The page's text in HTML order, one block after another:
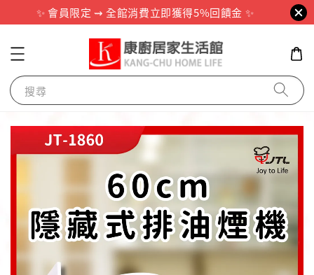
✨ 會員限定 ⇝ 全館消費立即獲得5%回饋金 ✨
搜尋